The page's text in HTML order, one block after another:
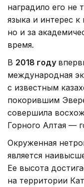
наградило его не
языка и интерес к
но и за
время.
В 2018 году
международная
с известным
покорившим
совершила
Горного Алтая —
Окруженная
является
Ее высота
на территории